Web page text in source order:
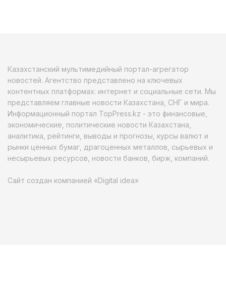
Казахстанский мультимедийный портал-агрегатор
новостей. Агентство представлено на ключевых
контентных платформах: интернет и социальные сети. Мы
представляем главные новости Казахстана, СНГ и мира.
Информационный портал TopPress.kz - это финансовые,
экономические, политические новости Казахстана,
аналитика, рейтинги, выводы и прогнозы, курсы валют и
рынки ценных бумаг, драгоценных металлов, сырьевых и
несырьевых ресурсов, новости банков, бирж, компаний.
Сайт создан компанией «Digital idea»